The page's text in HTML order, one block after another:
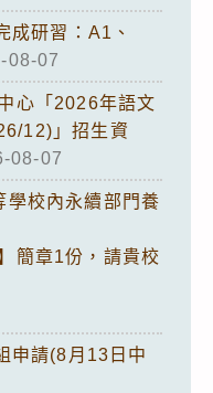
成研習：A1、
08-07
心「2026年語文
12)」招生資
08-07
學校內永續部門養
簡章1份，請貴校
申請(8月13日中